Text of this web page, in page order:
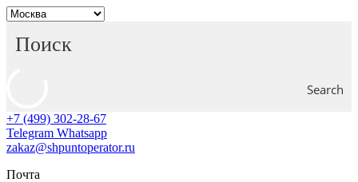
Search
+7 (499) 302-28-67
Telegram Whatsapp
zakaz@shpuntoperator.ru
Почта